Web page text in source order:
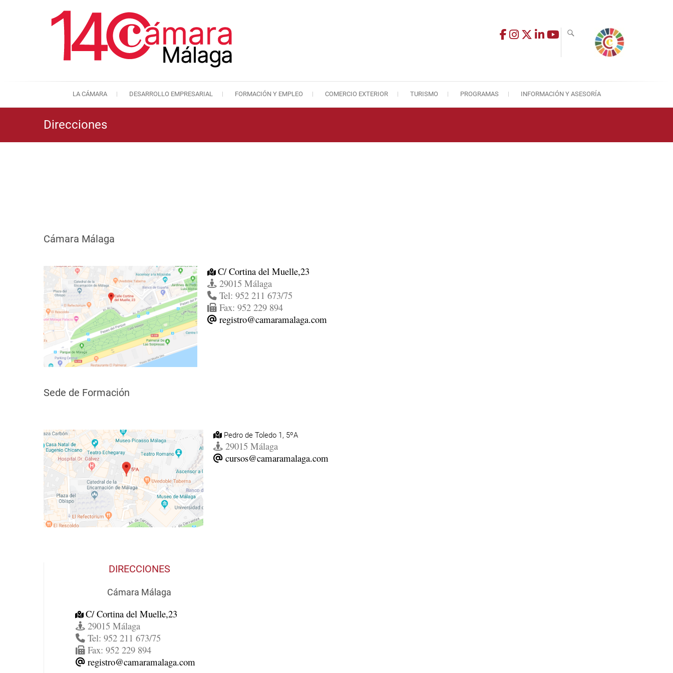
Cámara de Comercio de Málaga
LA CÁMARA DESARROLLO EMPRESARIAL FORMACIÓN Y EMPLEO COMERCIO EXTERIOR TURISMO PROGRAMAS INFORMACIÓN Y ASESORÍA
Direcciones
Cámara Málaga
C/ Cortina del Muelle,23
29015 Málaga
Tel: 952 211 673/75
Fax: 952 229 894
registro@camaramalaga.com
Sede de Formación
Pedro de Toledo 1, 5ºA
29015 Málaga
cursos@camaramalaga.com
DIRECCIONES
Cámara Málaga
C/ Cortina del Muelle,23
29015 Málaga
Tel: 952 211 673/75
Fax: 952 229 894
registro@camaramalaga.com